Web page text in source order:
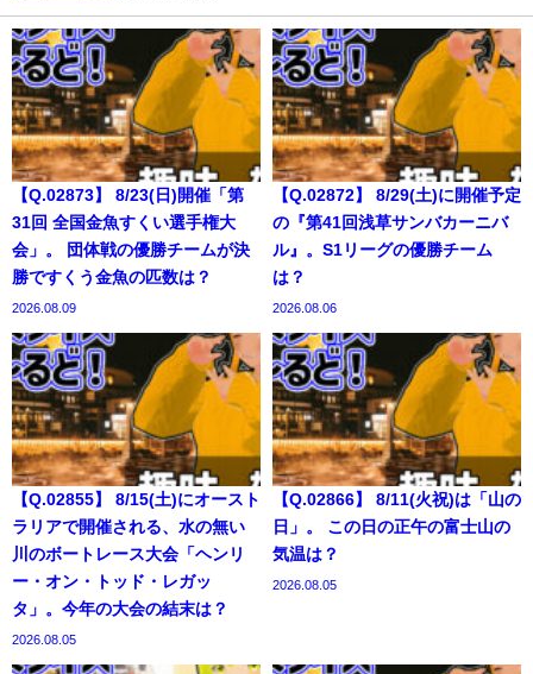
【Q.02873】 8/23(日)開催「第
31回 全国金魚すくい選手権大
会」。 団体戦の優勝チームが決
勝ですくう金魚の匹数は？
2026.08.09
【Q.02872】 8/29(土)に開催予定
の『第41回浅草サンバカーニバ
ル』。S1リーグの優勝チーム
は？
2026.08.06
【Q.02855】 8/15(土)にオースト
ラリアで開催される、水の無い
川のボートレース大会「ヘンリ
ー・オン・トッド・レガッ
タ」。今年の大会の結末は？
2026.08.05
【Q.02866】 8/11(火祝)は「山の
日」。 この日の正午の富士山の
気温は？
2026.08.05